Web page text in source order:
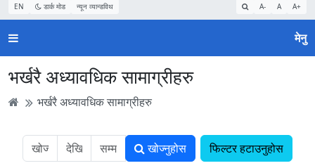
EN डार्क मोड न्यून व्यान्डविथ A- A A+
मेनु
भर्खरै अध्यावधिक सामाग्रीहरु
भर्खरै अध्यावधिक सामाग्रीहरु
खोज्नुहोस फिल्टर हटाउनुहोस